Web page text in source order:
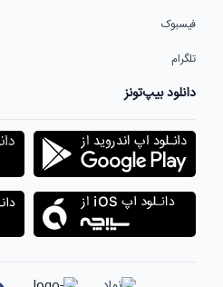
فیسبوک
تلگرام
دانلود بیپ‌تونز